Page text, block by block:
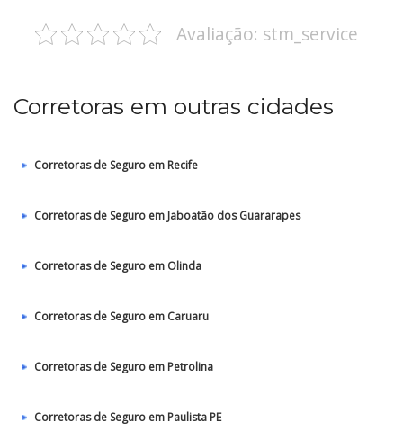
Avaliação: stm_service
Corretoras em outras cidades
Corretoras de Seguro em Recife
Corretoras de Seguro em Jaboatão dos Guararapes
Corretoras de Seguro em Olinda
Corretoras de Seguro em Caruaru
Corretoras de Seguro em Petrolina
Corretoras de Seguro em Paulista PE